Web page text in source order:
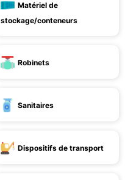
Matériel de
stockage/conteneurs
Robinets
Sanitaires
Dispositifs de transport